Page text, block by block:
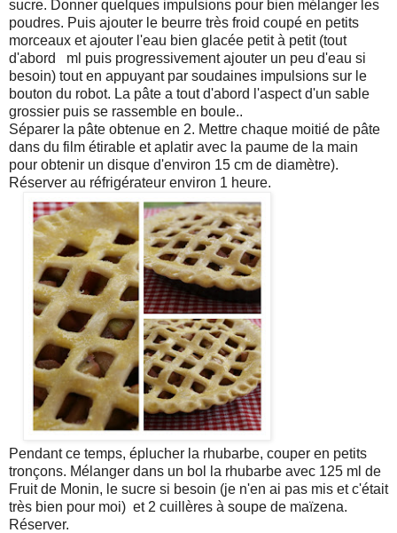
sucre. Donner quelques impulsions pour bien mélanger les
poudres. Puis ajouter le beurre très froid coupé en petits
morceaux et ajouter l'eau bien glacée petit à petit (tout
d'abord ml puis progressivement ajouter un peu d'eau si
besoin) tout en appuyant par soudaines impulsions sur le
bouton du robot. La pâte a tout d'abord l'aspect d'un sable
grossier puis se rassemble en boule..
Séparer la pâte obtenue en 2. Mettre chaque moitié de pâte
dans du film étirable et aplatir avec la paume de la main
pour obtenir un disque d'environ 15 cm de diamètre).
Réserver au réfrigérateur environ 1 heure.
Pendant ce temps, éplucher la rhubarbe, couper en petits
tronçons. Mélanger dans un bol la rhubarbe avec 125 ml de
Fruit de Monin, le sucre si besoin (je n'en ai pas mis et c'était
très bien pour moi) et 2 cuillères à soupe de maïzena.
Réserver.